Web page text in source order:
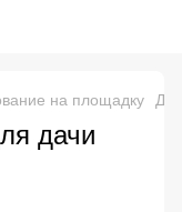
на площадку
дачи